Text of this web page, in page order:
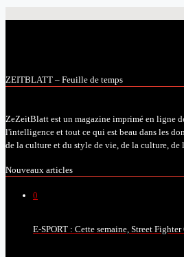
ZEITBLATT – Feuille de temps
ZeZeitBlatt est un magazine imprimé en ligne
l'intelligence et tout ce qui est beau dans les
de la culture et du style de vie, de la culture, de
Nouveaux articles
0
E-SPORT : Cette semaine, Street